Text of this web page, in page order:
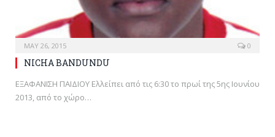
MAY 26, 2015 0
NICHA BANDUNDU
ΕΞΑΦΑΝΙΣΗ ΠΑΙΔΙΟΥ Ελλείπει από τις 6:30 το πρωί της 5ης Ιουνίου
2013, από το χώρο…